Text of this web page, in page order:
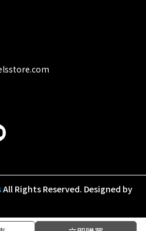
加入購物車
All Rights Reserved. Designed by